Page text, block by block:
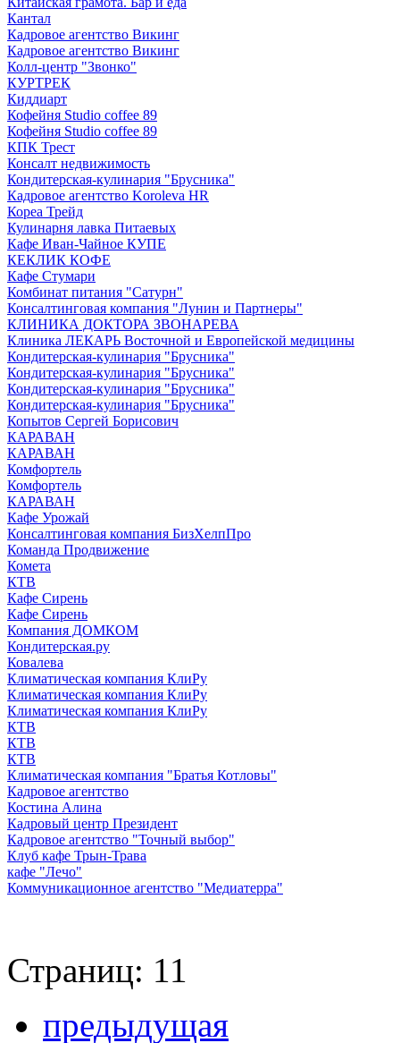
Кантал
Кадровое агентство Викинг
Кадровое агентство Викинг
Колл-центр "Звонко"
КУРТРЕК
Киддиарт
Кофейня Studio coffee 89
Кофейня Studio coffee 89
КПК Трест
Консалт недвижимость
Кондитерская-кулинария "Брусника"
Кадровое агентство Koroleva HR
Кореа Трейд
Кулинарня лавка Питаевых
Кафе Иван-Чайное КУПЕ
КЕКЛИК КОФЕ
Кафе Стумари
Комбинат питания "Сатурн"
Консалтинговая компания "Лунин и Партнеры"
КЛИНИКА ДОКТОРА ЗВОНАРЕВА
Клиника ЛЕКАРЬ Восточной и Европейской медицины
Кондитерская-кулинария "Брусника"
Кондитерская-кулинария "Брусника"
Кондитерская-кулинария "Брусника"
Кондитерская-кулинария "Брусника"
Копытов Сергей Борисович
КАРАВАН
КАРАВАН
Комфортель
Комфортель
КАРАВАН
Кафе Урожай
Консалтинговая компания БизХелпПро
Команда Продвижение
Комета
КТВ
Кафе Сирень
Кафе Сирень
Компания ДОМКОМ
Кондитерская.ру
Ковалева
Климатическая компания КлиРу
Климатическая компания КлиРу
Климатическая компания КлиРу
КТВ
КТВ
КТВ
Климатическая компания "Братья Котловы"
Кадровое агентство
Костина Алина
Кадровый центр Президент
Кадровое агентство "Точный выбор"
Клуб кафе Трын-Трава
кафе "Лечо"
Коммуникационное агентство "Медиатерра"
Страниц: 11
предыдущая